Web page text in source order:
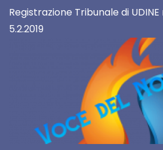
Registrazione Tribunale di
5.2.2019